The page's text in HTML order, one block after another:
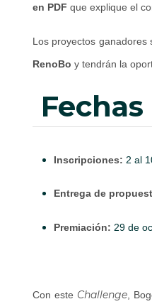
en PDF que explique el
Los proyectos ganadores
RenoBo y tendrán la
Inscripciones: 2 al
Entrega de
Premiación: 29 de
Con este Challenge ,